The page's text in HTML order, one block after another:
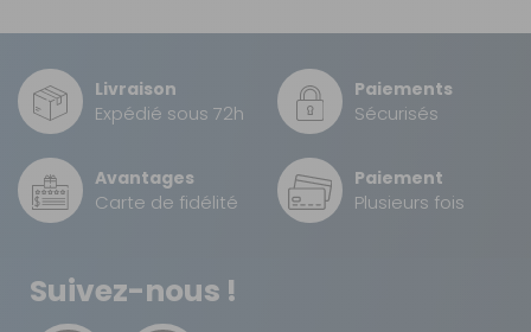
Livraison
Expédié sous 72h
Paiements
Sécurisés
Avantages
Carte de fidélité
Paiement
Plusieurs fois
Suivez-nous !